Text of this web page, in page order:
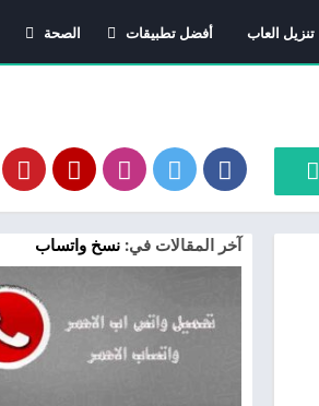
تنزيل العاب
أفضل تطبيقات
اندرويد
الصحة
دليل الأدوية
آخر المقالات في: نسخ واتساب